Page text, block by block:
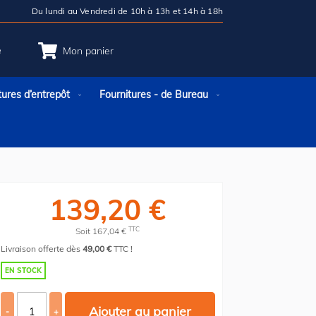
Du lundi au Vendredi de 10h à 13h et 14h à 18h
Mon panier
d’entrepôt Fournitures - de Bureau
139,20 €
Soit 167,04 € TTC
Livraison offerte dès49,00 €TTC !
EN STOCK
- + Ajouter au panier